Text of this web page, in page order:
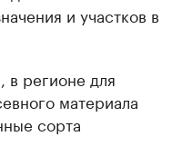
и участков в
в регионе для
материала
сорта